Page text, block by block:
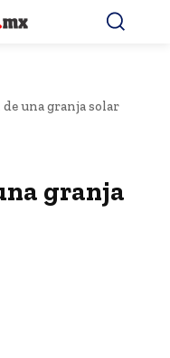
una granja solar
granja